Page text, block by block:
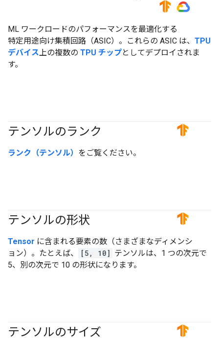
#TensorFlow #GoogleCloud
ML ワークロードのパフォーマンスを最適化する
特定用途向け集積回路（ASIC）。これらの ASIC は、 TPU
デバイス 上の複数の TPU チップとしてデプロイされま
す。
テンソルのランク #TensorFlow
ランク（テンソル） をご覧ください。
テンソルの形状 #TensorFlow
Tensor に含まれる要素の数（さまざまなディメンシ
ョン）。たとえば、
[5, 10] テンソルは、1 つの次元で
5、別の次元で 10 の形状になります。
テンソルのサイズ #TensorFlow